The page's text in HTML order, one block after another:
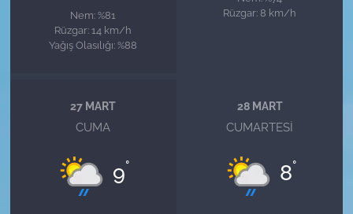
Nem: %81
Rüzgar: 14 km/h
Yağış Olasılığı: %88
Rüzgar: 8 km/h
27 MART
CUMA
9°
28 MART
CUMARTESI
8°